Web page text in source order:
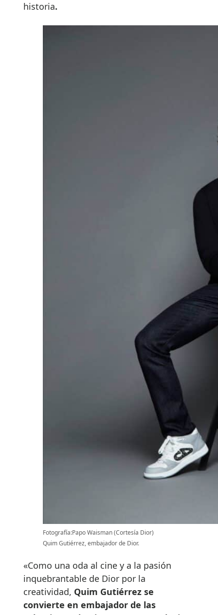
historia.
Fotografía:Papo Waisman (Cortesía Dior)
Quim Gutiérrez, embajador de Dior.
«Como una oda al cine y a la pasión
inquebrantable de Dior por la
creatividad, Quim Gutiérrez se
convierte en embajador de las